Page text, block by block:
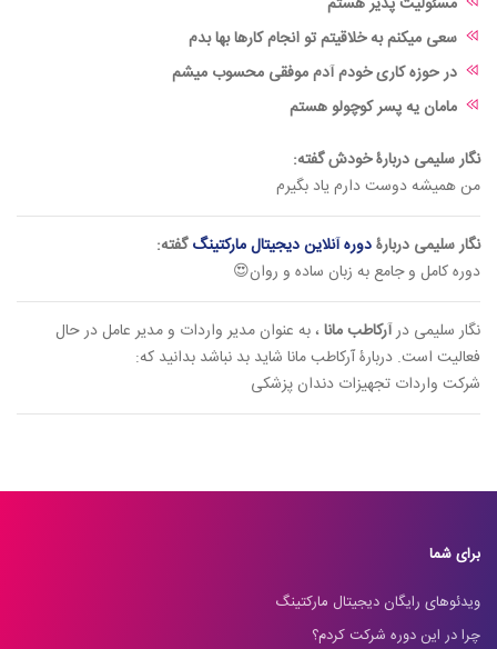
سعی میکنم به خلاقیتم تو انجام کارها بها بدم
در حوزه کاری خودم آدم موفقی محسوب میشم
مامان یه پسر کوچولو هستم
نگار سلیمی دربارۀ خودش گفته:
من همیشه دوست دارم یاد بگیرم
نگار سلیمی دربارۀدوره آنلاین دیجیتال مارکتینگگفته:
دوره کامل و جامع به زبان ساده و روان😍
نگار سلیمی درآرکاطب مانا، به عنوان مدیر واردات و مدیر عامل در حال
فعالیت است. دربارۀ آرکاطب مانا شاید بد نباشد بدانید که:
شرکت واردات تجهیزات دندان پزشکی
برای شما
ویدئوهای رایگان دیجیتال مارکتینگ
چرا در این دوره شرکت کردم؟